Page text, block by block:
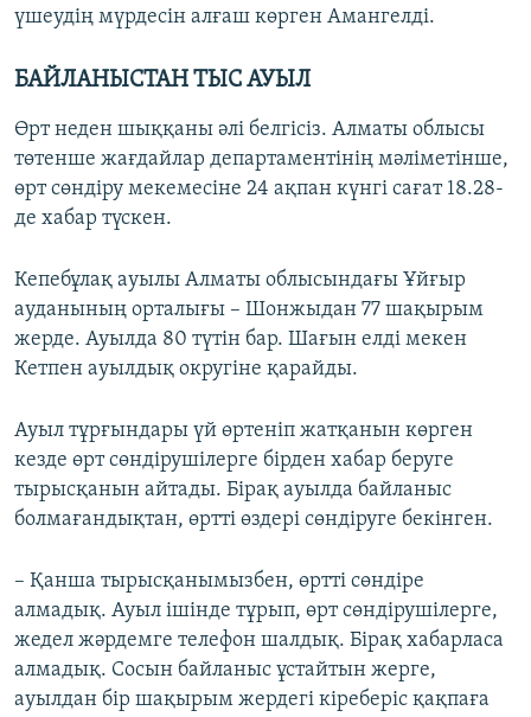
үшеудің мүрдесін алғаш көрген Амангелді.
БАЙЛАНЫСТАН ТЫС АУЫЛ
Өрт неден шыққаны әлі белгісіз. Алматы облысы
төтенше жағдайлар департаментінің мәліметінше,
өрт сөндіру мекемесіне 24 ақпан күнгі сағат 18.28-
де хабар түскен.
Кепебұлақ ауылы Алматы облысындағы Ұйғыр
ауданының орталығы – Шонжыдан 77 шақырым
жерде. Ауылда 80 түтін бар. Шағын елді мекен
Кетпен ауылдық округіне қарайды.
Ауыл тұрғындары үй өртеніп жатқанын көрген
кезде өрт сөндірушілерге бірден хабар беруге
тырысқанын айтады. Бірақ ауылда байланыс
болмағандықтан, өртті өздері сөндіруге бекінген.
– Қанша тырысқанымызбен, өртті сөндіре
алмадық. Ауыл ішінде тұрып, өрт сөндірушілерге,
жедел жәрдемге телефон шалдық. Бірақ хабарласа
алмадық. Сосын байланыс ұстайтын жерге,
ауылдан бір шақырым жердегі кіреберіс қақпаға